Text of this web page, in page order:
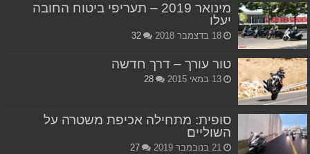
מינואר 2019 – תעריפי ביטוח החובה
יעלו
18 בדצמבר 2018 32
טור עורך – דרך חדשה
13 במאי 2015 28
סופית: מתחילה אכיפת משטרה על
השוליים
21 בנובמבר 2019 27